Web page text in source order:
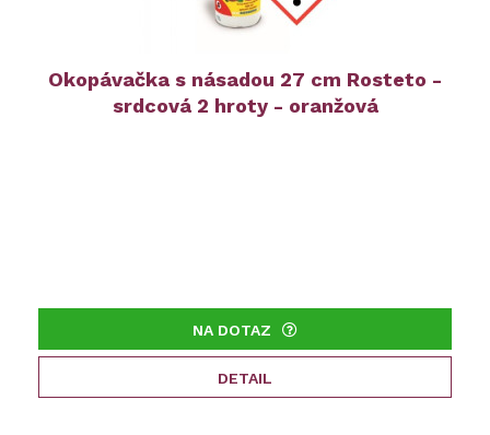
Okopávačka s násadou 27 cm Rosteto -
srdcová 2 hroty - oranžová
NA DOTAZ
DETAIL